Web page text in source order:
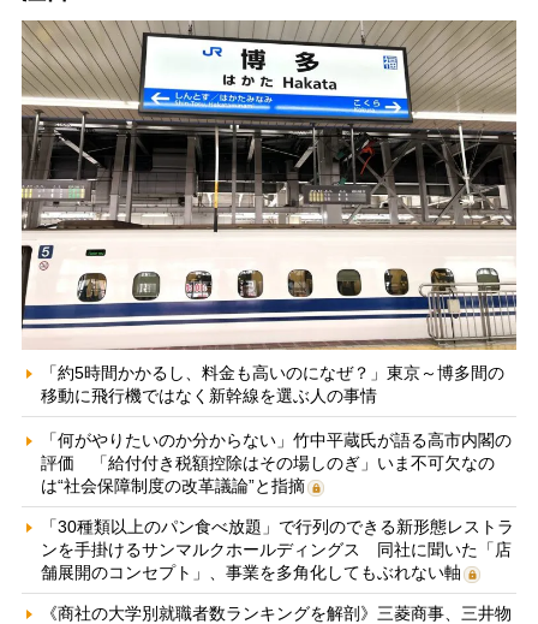
「約5時間かかるし、料金も高いのになぜ？」東京～博多間の
移動に飛行機ではなく新幹線を選ぶ人の事情
「何がやりたいのか分からない」竹中平蔵氏が語る高市内閣の
評価 「給付付き税額控除はその場しのぎ」いま不可欠なの
は“社会保障制度の改革議論”と指摘
「30種類以上のパン食べ放題」で行列のできる新形態レストラ
ンを手掛けるサンマルクホールディングス 同社に聞いた「店
舗展開のコンセプト」、事業を多角化してもぶれない軸
《商社の大学別就職者数ランキングを解剖》三菱商事、三井物